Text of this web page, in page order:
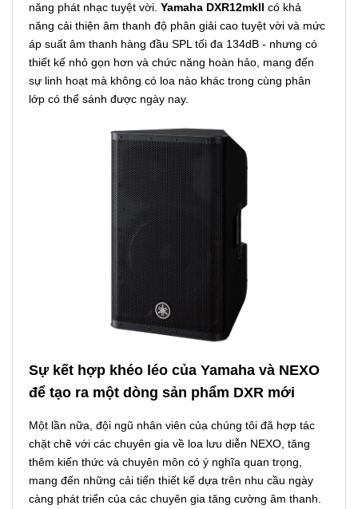
năng phát nhạc tuyệt vời. Yamaha DXR12mkII có khả
năng cải thiện âm thanh độ phân giải cao tuyệt vời và mức
áp suất âm thanh hàng đầu SPL tối đa 134dB - nhưng có
thiết kế nhỏ gọn hơn và chức năng hoàn hảo, mang đến
sự linh hoạt mà không có loa nào khác trong cùng phân
lớp có thể sánh được ngày nay.
Sự kết hợp khéo léo của Yamaha và NEXO
để tạo ra một dòng sản phẩm DXR mới
Một lần nữa, đội ngũ nhân viên của chúng tôi đã hợp tác
chặt chẽ với các chuyên gia về loa lưu diễn NEXO, tăng
thêm kiến ​​thức và chuyên môn có ý nghĩa quan trọng,
mang đến những cải tiến thiết kế dựa trên nhu cầu ngày
càng phát triển của các chuyên gia tăng cường âm thanh.